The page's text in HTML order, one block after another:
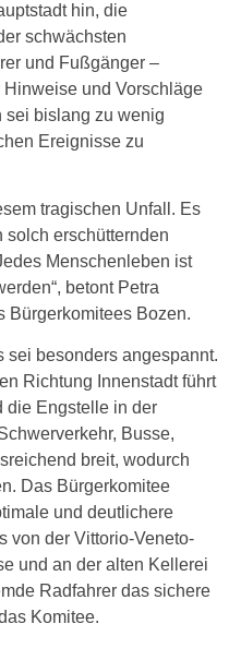
hin, die
schwächsten
und Fußgänger –
und Vorschläge
sei bislang zu wenig
Ereignisse zu
tragischen Unfall. Es
solch erschütternden
Menschenleben ist
betont Petra
Bürgerkomitees Bozen.
sei besonders angespannt.
Richtung Innenstadt führt
die Engstelle in der
Busse,
breit, wodurch
Das Bürgerkomitee
und deutlichere
von der Vittorio-Veneto-
und an der alten Kellerei
Radfahrer das sichere
Komitee.